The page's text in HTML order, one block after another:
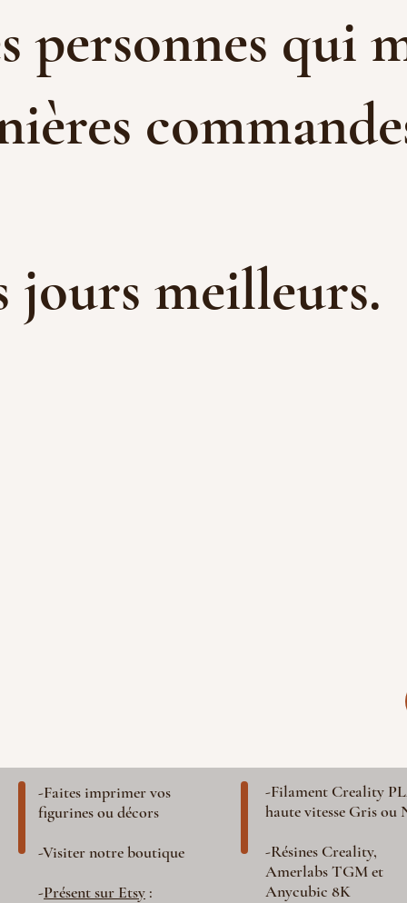
-Faites imprimer vos
figurines ou décors
-Visiter notre boutique
-Présent sur Etsy :
-Filament Creality
haute vitesse Gris ou
-Résines Creality,
Amerlabs TGM et
Anycubic 8K
personnes qui
jours meilleurs.